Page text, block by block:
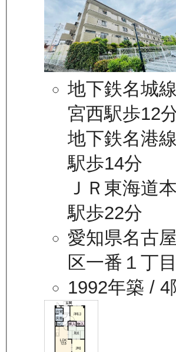
地下鉄名城
宮西駅歩12
地下鉄名港
駅歩14分
ＪＲ東海道
駅歩22分
愛知県名古
区一番１丁目
1992年築 / 4